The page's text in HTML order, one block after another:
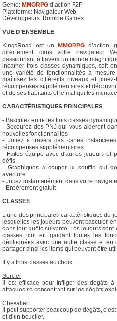
Genre: MMORPG d’action F2P
Plateforme: Navigateur Web
Développeurs: Rumble Games
VUE D’ENSEMBLE
KingsRoad est un
MMORPG d’action
directement dans votre navigateur
passionnant à travers un monde
incarner trois classes dynamiques, soit
une variété de fonctionnalités à
maîtrisez les différents niveaux et
récompenses supplémentaires et
et de ses habitants et le mal qui les
CARACTÉRISTIQUES PRINCIPALES
- Basculez entre les trois classes
- Secourez des PNJ qui vous aideront
nouvelles fonctionnalités
- Jouez à travers des cartes
récompenses supplémentaires
- Faites équipe avec d'autres joueurs et
défis
- Graphiques à couper le souffle qui
aventure
- Jouez instantanément dans votre
- Entièrement gratuit
CLASSES
L’une des principales caractéristiques du
lesquelles les joueurs peuvent basculer
dans leur quête suivante. Les joueurs sont
classes tout en gardant toutes les
débloquées avec une autre classe et en
partager ainsi les items qui peuvent être
Il y a trois classes au choix :
Sorcier
Il est efficace pour infliger des dégâts
attaques se concentrant sur les dégâts
Chevalier
Il peut supporter beaucoup de dégâts,
et d’un bouclier.